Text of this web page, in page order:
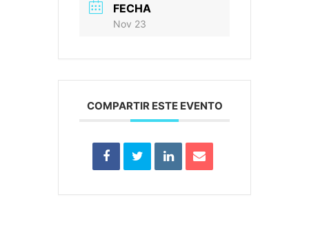
FECHA
Nov 23
COMPARTIR ESTE EVENTO